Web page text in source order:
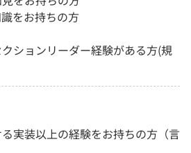
をお持ちの方
ションリーダー経験がある方(規
実装以上の経験をお持ちの方（言